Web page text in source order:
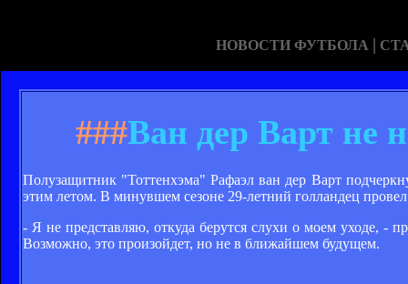
НОВОСТИ ФУТБОЛА |
###Ван дер Варт не
Полузащитник "Тоттенхэма" Рафаэл ван дер Варт
этим летом. В минувшем сезоне 29-летний голландец
- Я не представляю, откуда берутся слухи о моем уходе, -
Возможно, это произойдет, но не в ближайшем будущем.